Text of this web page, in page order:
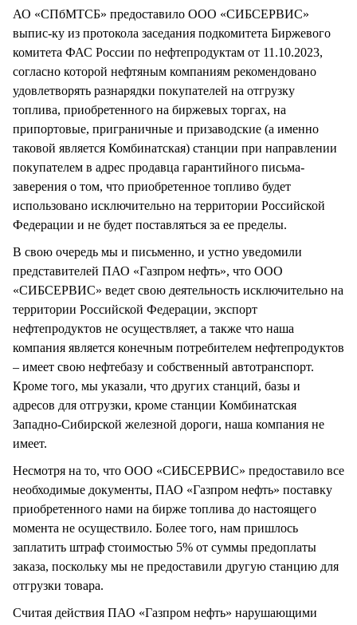
АО «СПбМТСБ» предоставило ООО «СИБСЕРВИС»
выпис-ку из протокола заседания подкомитета Биржевого
комитета ФАС России по нефтепродуктам от 11.10.2023,
согласно которой нефтяным компаниям рекомендовано
удовлетворять разнарядки покупателей на отгрузку
топлива, приобретенного на биржевых торгах, на
припортовые, приграничные и призаводские (а именно
таковой является Комбинатская) станции при направлении
покупателем в адрес продавца гарантийного письма-
заверения о том, что приобретенное топливо будет
использовано исключительно на территории Российской
Федерации и не будет поставляться за ее пределы.
В свою очередь мы и письменно, и устно уведомили
представителей ПАО «Газпром нефть», что ООО
«СИБСЕРВИС» ведет свою деятельность исключительно на
территории Российской Федерации, экспорт
нефтепродуктов не осуществляет, а также что наша
компания является конечным потребителем нефтепродуктов
– имеет свою нефтебазу и собственный автотранспорт.
Кроме того, мы указали, что других станций, базы и
адресов для отгрузки, кроме станции Комбинатская
Западно-Сибирской железной дороги, наша компания не
имеет.
Несмотря на то, что ООО «СИБСЕРВИС» предоставило все
необходимые документы, ПАО «Газпром нефть» поставку
приобретенного нами на бирже топлива до настоящего
момента не осуществило. Более того, нам пришлось
заплатить штраф стоимостью 5% от суммы предоплаты
заказа, поскольку мы не предоставили другую станцию для
отгрузки товара.
Считая действия ПАО «Газпром нефть» нарушающими